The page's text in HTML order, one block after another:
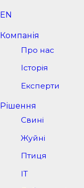
EN
Компанія
Про нас
Історія
Експерти
Рішення
Свині
Жуйні
Птиця
IT